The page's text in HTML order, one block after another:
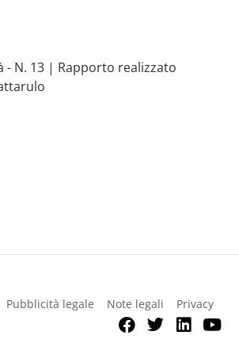
- N. 13 | Rapporto realizzato
– Rapporto 2025
Pubblicità legale Note legali Privacy
Facebook
Twitter